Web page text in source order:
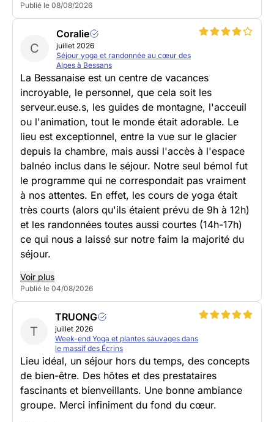
Publié le 08/08/2026
C
Coralie
juillet 2026
Séjour yoga et randonnée au cœur des
Alpes à Bessans
La Bessanaise est un centre de vacances
incroyable, le personnel, que cela soit les
serveur.euse.s, les guides de montagne, l'acceuil
ou l'animation, tout le monde était adorable. Le
lieu est exceptionnel, entre la vue sur le glacier
depuis la chambre, mais aussi l'accès à l'espace
balnéo inclus dans le séjour. Notre seul bémol fut
le programme qui ne correspondait pas vraiment
à nos attentes. En effet, les cours de yoga était
très courts (alors qu'ils étaient prévu de 9h à 12h)
et les randonnées toutes aussi courtes (14h-17h)
ce qui nous a laissé sur notre faim la majorité du
séjour.
Voir plus
Publié le 04/08/2026
T
TRUONG
juillet 2026
Week-end Yoga et plantes sauvages dans
le massif des Écrins
Lieu idéal, un séjour hors du temps, des concepts
de bien-être. Des hôtes et des prestataires
fascinants et bienveillants. Une bonne ambiance
groupe. Merci infiniment du fond du cœur.